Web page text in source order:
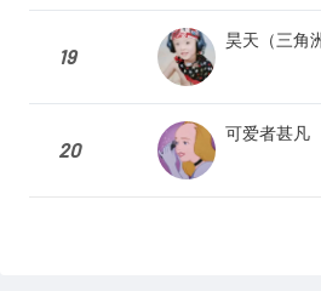
19
昊天（三角
20
可爱者甚凡